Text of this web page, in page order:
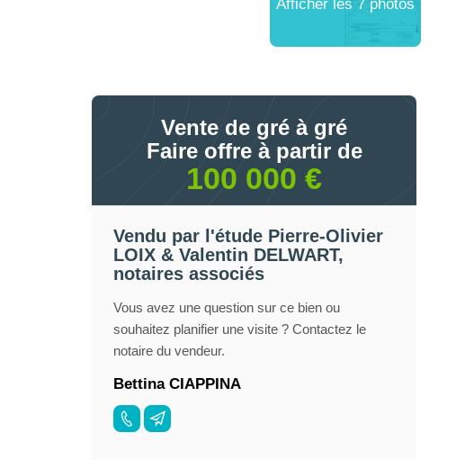
Afficher les 7 photos
Vente de gré à gré
Faire offre à partir de
100 000 €
Vendu par l'étude Pierre-Olivier
LOIX & Valentin DELWART,
notaires associés
Vous avez une question sur ce bien ou
souhaitez planifier une visite ? Contactez le
notaire du vendeur.
Bettina CIAPPINA